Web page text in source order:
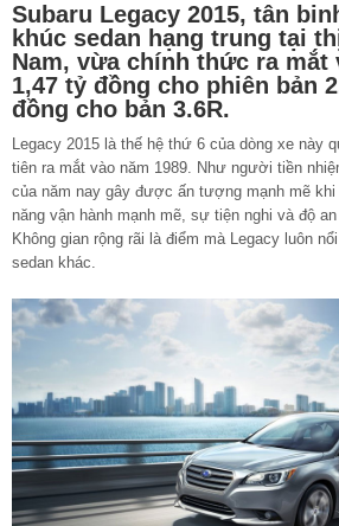
Subaru Legacy 2015, tân
khúc sedan hạng trung tại
Nam, vừa chính thức ra
1,47 tỷ đồng cho phiên bản
đồng cho bản 3.6R.
Legacy 2015 là thế hệ thứ 6 của dòng xe này
tiên ra mắt vào năm 1989. Như người tiền
của năm nay gây được ấn tượng mạnh mẽ
năng vận hành mạnh mẽ, sự tiện nghi và độ
Không gian rộng rãi là điểm mà Legacy luôn
sedan khác.